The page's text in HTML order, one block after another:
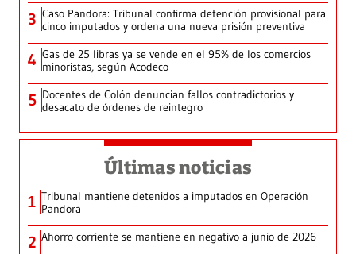
3 Caso Pandora: Tribunal confirma detención provisional para
cinco imputados y ordena una nueva prisión preventiva
4 Gas de 25 libras ya se vende en el 95% de los comercios
minoristas, según Acodeco
5 Docentes de Colón denuncian fallos contradictorios y
desacato de órdenes de reintegro
Últimas noticias
1 Tribunal mantiene detenidos a imputados en Operación
Pandora
2 Ahorro corriente se mantiene en negativo a junio de 2026